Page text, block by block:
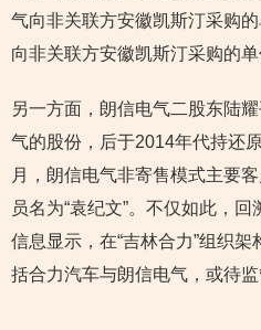
气向非关联方安徽凯斯汀采购
向非关联方安徽凯斯汀采购的单
另一方面，朗信电气二股东陆
气的股份，后于2014年代持还
月，朗信电气非寄售模式主要
员名为“袁纪文”。不仅如此，
信息显示，在“吉林合力”组织
括合力汽车与朗信电气，或待监